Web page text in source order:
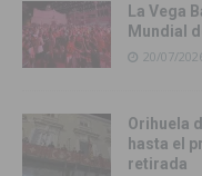
La Vega
Mundial
20/07/
Orihuela
hasta el
retirada